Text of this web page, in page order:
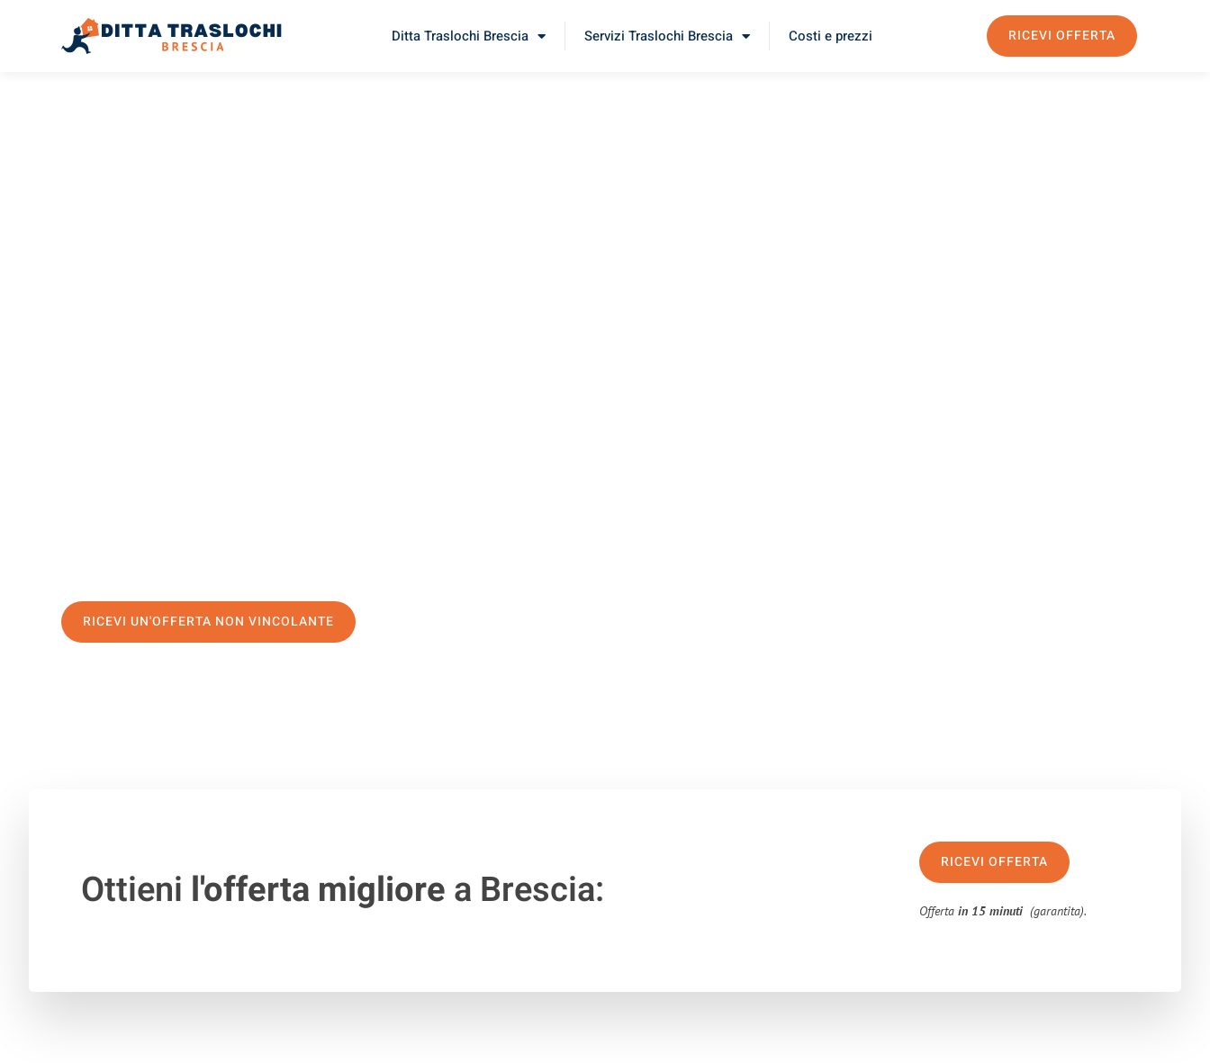
Ditta Traslochi Brescia Servizi Traslochi Brescia Costi e prezzi RICEVI OFFERTA
RICEVI UN'OFFERTA NON VINCOLANTE
Ottieni l'offerta migliorea Brescia:
RICEVI OFFERTA
Offertain 15 minuti (garantita).